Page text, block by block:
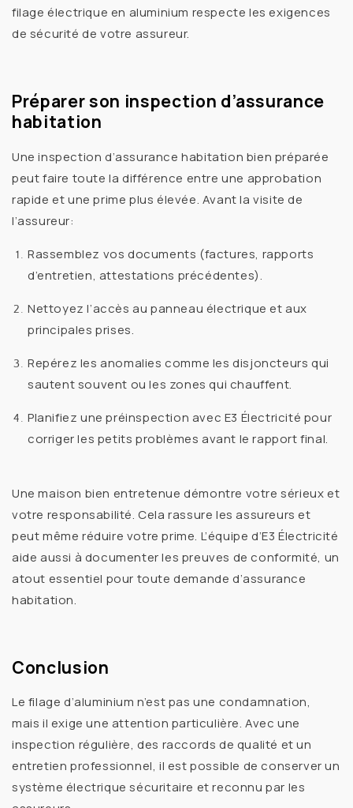
filage électrique en aluminium respecte les exigences
de sécurité de votre assureur.
Préparer son inspection d’assurance
habitation
Uneinspection d’assurance habitation bien préparée
peut faire toute la différence entre une approbation
rapide et une prime plus élevée. Avant la visite de
l’assureur:
Rassemblez vos documents (factures, rapports
d’entretien, attestations précédentes).
Nettoyez l’accès au panneau électrique et aux
principales prises.
Repérez les anomalies comme les disjoncteurs qui
sautent souvent ou les zones qui chauffent.
Planifiez une préinspection avec E3 Électricité pour
corriger les petits problèmes avant le rapport final.
Une maison bien entretenue démontre votresérieux et
votre responsabilité. Cela rassure les assureurs et
peut même réduire votre prime. L’équipe d’E3 Électricité
aide aussi à documenter les preuves de conformité, un
atout essentiel pour toute demande d’assurance
habitation.
Conclusion
Le filage d’aluminium n’est pas une condamnation,
mais il exige une attention particulière. Avec une
inspection régulière, des raccords de qualité et un
entretien professionnel, il est possible de conserver un
système électrique sécuritaire et reconnu par les